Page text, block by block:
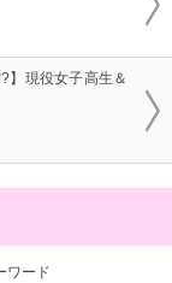
】現役女子高生＆
ワード